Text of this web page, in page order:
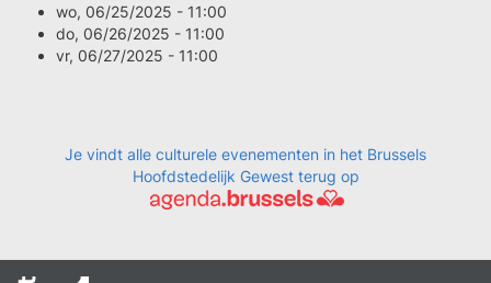
wo, 06/25/2025 - 11:00
do, 06/26/2025 - 11:00
vr, 06/27/2025 - 11:00
Je vindt alle culturele evenementen in het Brussels
Hoofdstedelijk Gewest terug op